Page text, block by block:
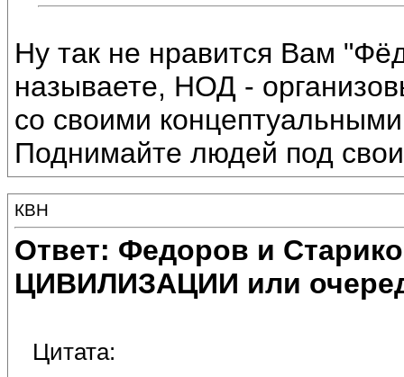
Ну так не нравится Вам
называете, НОД -
со своими
Поднимайте людей под
КВН
Ответ: Федоров и
ЦИВИЛИЗАЦИИ или
Цитата: